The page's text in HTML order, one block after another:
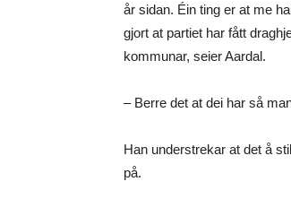
år sidan. Éin ting er at me
gjort at partiet har fått
kommunar, seier Aardal.
– Berre det at dei har så
Han understrekar at det å
på.